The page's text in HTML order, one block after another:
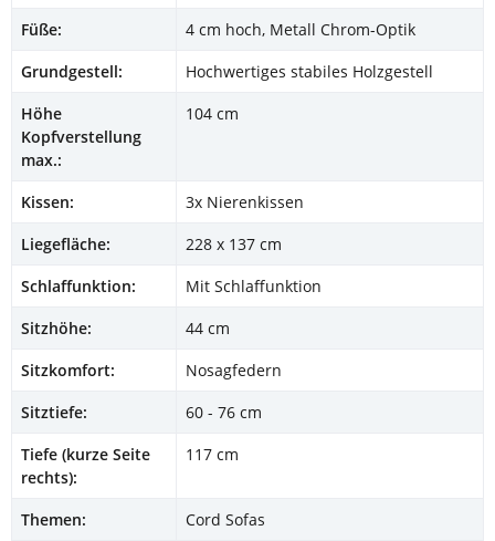
Füße:
4 cm hoch, Metall Chrom-Optik
Grundgestell:
Hochwertiges stabiles Holzgestell
Höhe
Kopfverstellung
max.:
104 cm
Kissen:
3x Nierenkissen
Liegefläche:
228 x 137 cm
Schlaffunktion:
Mit Schlaffunktion
Sitzhöhe:
44 cm
Sitzkomfort:
Nosagfedern
Sitztiefe:
60 - 76 cm
Tiefe (kurze Seite
rechts):
117 cm
Themen:
Cord Sofas